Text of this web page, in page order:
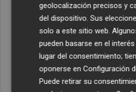
geolocalización precisos y
del dispositivo. Sus
solo a este sitio web.
pueden basarse en el
lugar del consentimiento;
oponerse enConfiguración
Puede retirar su